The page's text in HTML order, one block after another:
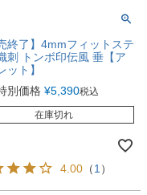
終了】4mmフィットステ
刺 トンボ印伝風 垂【ア
ット】
別価格 ¥5,390税込
在庫切れ
4.00 （1 ）